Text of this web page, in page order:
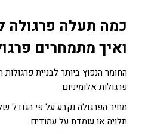
כמה תעלה פרגולה
ואיך מתמחרים
החומר הנפוץ ביותר לבניית
פרגולות אלומיניום.
מחיר הפרגולה נקבע על פי הגודל
תלויה או עומדת על עמודים.